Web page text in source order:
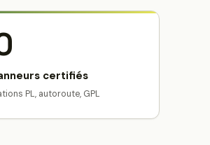
certifiés
PL, autoroute, GPL